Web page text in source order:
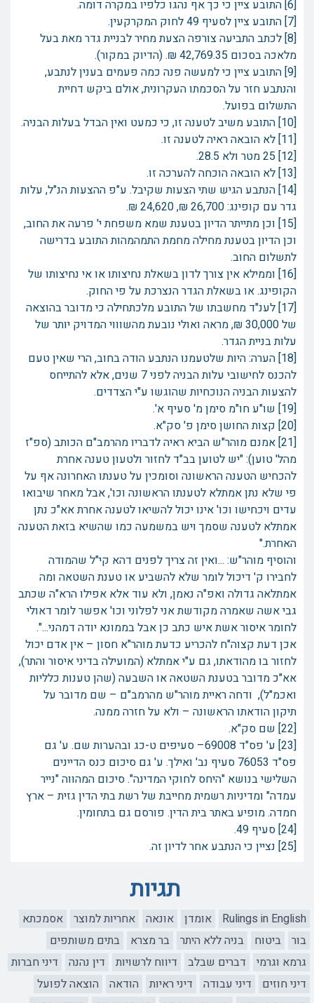
[6] התובע ציין כי כך אף נהגו כלפיו במקרה דומה.
[7] התובע ציין לסעיף 49 לחוק המקרקעין.
[8] לכתב התביעה צורפה הצעת מחיר לבניית גדר מאת בעל
מלאכה בסכום 42,769.35 ₪. (הדיוק במקור).
[9] התובע ציין כי למעשה פנה כמה פעמים בענין לנתבע,
והנתבע חזר על הסכמתו העקרונית, אולם ביקש דחיית
התשלום בפועל.
[10] התובע משיב לטענה זו, כי כמעט ואין הבדל בעלות הבניה.
[11] לא הובאה ראיה לטענה זו.
[12] 25 מטר ולא 28.5.
[13] לא הובאה הוכחה להערכה זו.
[14] הנתבע הגיש שתי הצעות שקיבל. ע"פ ההצעות הנ"ל, עלות
גדר עם קופינג: 26,700 ₪, 24,620 ₪.
[15] וכן מתייתר הדיון בטענת שמא משפחת י' פרעה את החוב,
וכן הדיון בטענת מחילה מחמת התמהמהות התובע בדרישה
לתשלום החוב.
[16] וממילא אין צורך לדון בשאלת נחיצותו או אי נחיצותו של
הקופינג. או בשאלת הגדר הנצרכת על פי החוק.
[17] לענ"ד מחשבתו של התובע מלכתחילה כי מדובר בהוצאה
של 30,000 ₪, מראה ואולי נובעת מהשוווי המדויק יותר של
עלות בניית הגדר.
[18] הערה: היות שלטעמנו הנתבע הודה בחוב, הרי שאין טעם
להכנס לחישובי עלות הבניה לפני 7 שנים, אלא להתייחס
להצעות הבניה הנוכחיות שהוגשו ע"י הצדדים.
[19] שו"ע חו"מ סימן מ' סעיף א'.
[20] קצות החושן סימן פ' סק"א.
[21] אמנם מוהר"ש הביא ראיה לדבריו מהרמב"ם הכותב (ספ"ז
מהל' טוען): "יש לטוען בב"ד לחזור ולטעון טענה אחרת
להכחיש הטענה הראשונה וסומכין על טענתו האחרונה אף על
פי שלא נתן אמתלא לטענתו הראשונה וכו', אבל מאחר שיבואו
עדים ויכחישו וכו' אינו יכול להשיאו לטענה אחרת אא"כ נתן
אמתלא לטענה שסמך ויש במשמעה כמו שהשיא בזאת הטענה
האחרת."
והוסיף מוהר"ש: ...ואין זה צריך לפנים דהא קי"ל שהמודה
לחבירו ק' דיכול לומר שלא להשביע או טענת השטאה ומה
אמתלאה גדולה ואפ"ה נאמן, ולא עוד אלא אפילו הרא"ה שכתב
גבי אשה שאמרה מקודשת אני לפלוני וכו' אפשר לומר דאולי
לחומר איסור אשת איש כתב כן אבל בממונא יודה דמהני...".
אכן דעת קצוה"ח להכריע כדעת מוהר"א חסון – אין אדם יכול
לחזור בו מהודאתו, גם ע"י אמתלא (המועילה בדיני איסור והתר),
אא"כ מדובר בטענת השטאה או השבעה (שהן טענות כלליות
ואכמ"ל), ודחה ראיית מוהר"ש מהרמב"ם – שם מדובר על
תיקון הודאתו הראשונה – ולא על חזרה ממנה.
[22] שם סק"א.
[23] ע' פס"ד 69008– סעיפים ט-כג ובהערות שם. ע' גם
פס"ד 76053 סעיף נב' ואילך. ע' גם סיכום כנס הדיינים
השלישי בנושא "היחס לחוקי המדינה". סיכום המהווה "נייר
עמדה" ומדיניות רשמית מחייבת של רשת בתי הדין גזית – ארץ
חמדה. מופיע באתר בית הדין. פורסם גם בתחומין.
[24] סעיף 49.
[25] נציין כי הנתבע אחר לדיון זה.
תגיות
Rulings in English אומדן אונאה אחריות למוצר
אסמכתא
בור
ביטוח בניה ללא היתר בר מצרא
בתים משותפים
גרמא וגרמי
דברים שבלב דיווח לרשויות דין נהנה
דיני חברות
דיני חוזים
דיני עבודה דיני ראיות הודאה
הוצאה לפועל